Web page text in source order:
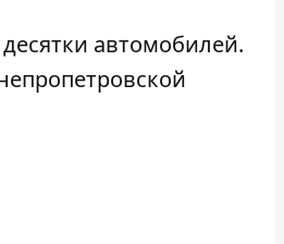
автомобилей.